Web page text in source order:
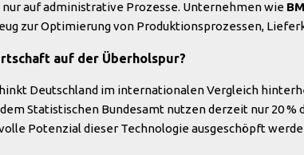
auf administrative Prozesse. Unternehmen wie
zur Optimierung von Produktionsprozessen,
auf der Überholspur?
Deutschland im internationalen Vergleich
Statistischen Bundesamt nutzen derzeit nur 20 %
Potenzial dieser Technologie ausgeschöpft